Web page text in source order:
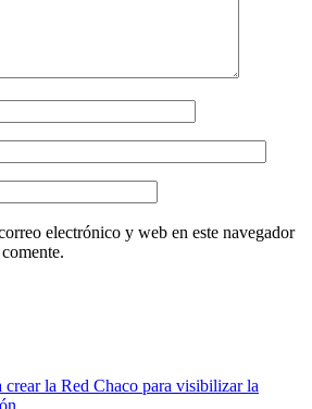
electrónico y web en este navegador
crear la Red Chaco para visibilizar la